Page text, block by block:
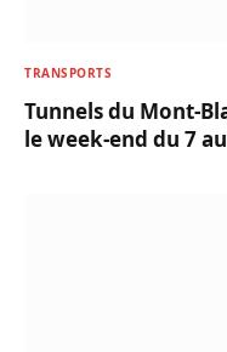
TRANSPORTS
Tunnels du Mont-
le week-end du 7